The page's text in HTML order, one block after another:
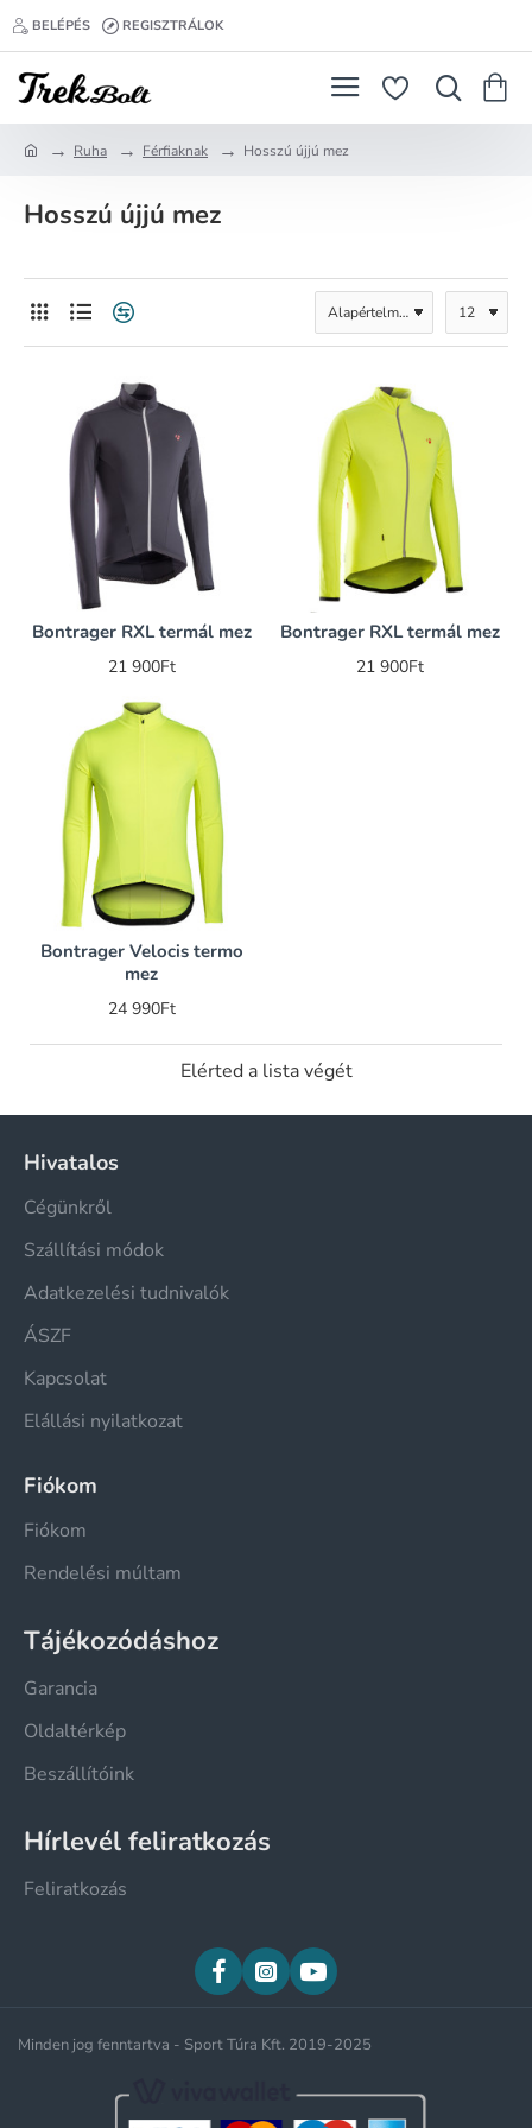
BELÉPÉS REGISZTRÁLOK
m
Ruha Férfiaknak Hosszú újjú mez
Hosszú újjú mez
Bontrager RXL termál mez
21 900Ft
Bontrager RXL termál mez
21 900Ft
Bontrager Velocis termo
mez
24 990Ft
Elérted a lista végét
Hivatalos
Cégünkről
Szállítási módok
Adatkezelési tudnivalók
ÁSZF
Kapcsolat
Elállási nyilatkozat
Fiókom
Fiókom
Rendelési múltam
Tájékozódáshoz
Garancia
Oldaltérkép
Beszállítóink
Hírlevél feliratkozás
Feliratkozás
Minden jog fenntartva - Sport Túra Kft. 2019-2025